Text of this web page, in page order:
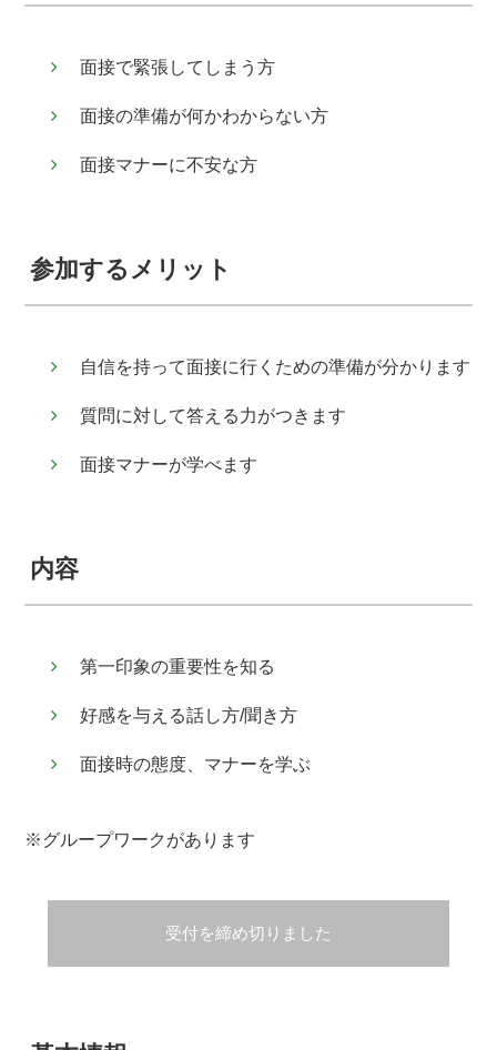
面接で緊張してしまう方
面接の準備が何かわからない方
面接マナーに不安な方
参加するメリット
自信を持って面接に行くための準備が分かります
質問に対して答える力がつきます
面接マナーが学べます
内容
第一印象の重要性を知る
好感を与える話し方/聞き方
面接時の態度、マナーを学ぶ
※グループワークがあります
受付を締め切りました